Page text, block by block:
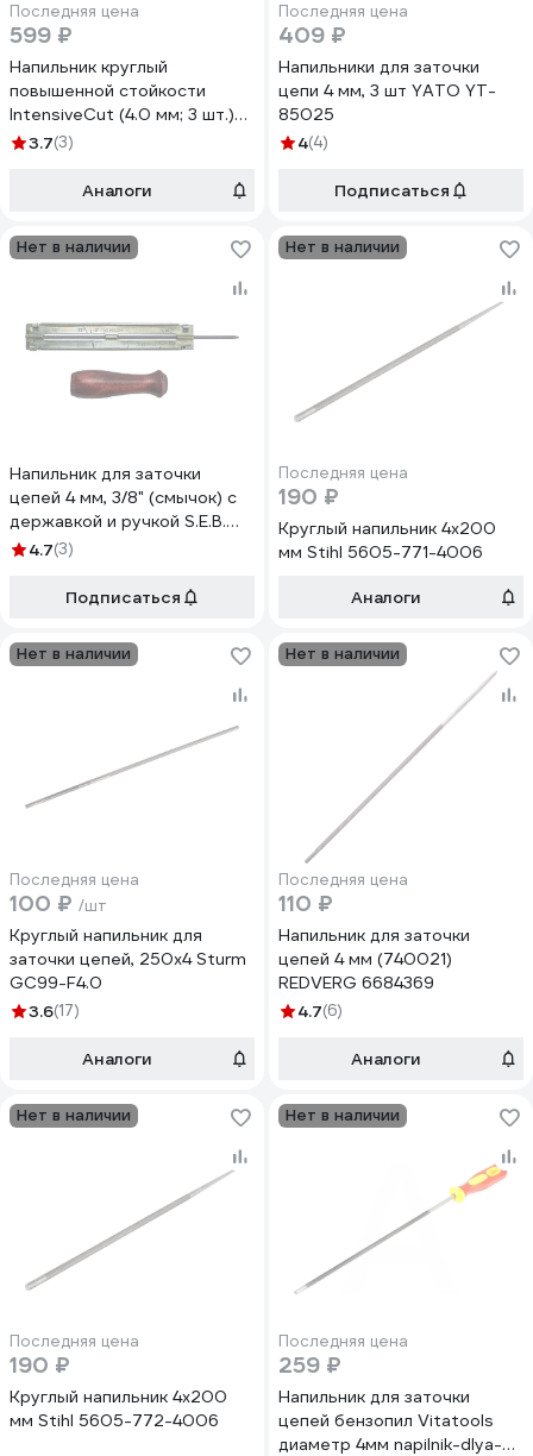
Последняя цена
599 ₽
Напильник круглый
повышенной стойкости
IntensiveCut (4.0 мм; 3 шт.)
Husqvarna 5973548-01
3.7(3)
Аналоги
Последняя цена
409 ₽
Напильники для заточки
цепи 4 мм, 3 шт YATO YT-
85025
4(4)
Подписаться
Нет в наличии
Напильник для заточки
цепей 4 мм, 3/8" (смычок) с
державкой и ручкой S.E.B.
ZZ-ZA
4.7(3)
Подписаться
Нет в наличии
Последняя цена
190 ₽
Круглый напильник 4x200
мм Stihl 5605-771-4006
Аналоги
Нет в наличии
Последняя цена
100 ₽ /шт
Круглый напильник для
заточки цепей, 250х4 Sturm
GC99-F4.0
3.6(17)
Аналоги
Нет в наличии
Последняя цена
110 ₽
Напильник для заточки
цепей 4 мм (740021)
REDVERG 6684369
4.7(6)
Аналоги
Нет в наличии
Последняя цена
190 ₽
Круглый напильник 4x200
мм Stihl 5605-772-4006
Нет в наличии
Последняя цена
259 ₽
Напильник для заточки
цепей бензопил Vitatools
диаметр 4мм napilnik-dlya-